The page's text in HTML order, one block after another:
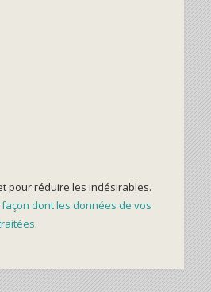
pour réduire les indésirables.
dont les données de vos
.